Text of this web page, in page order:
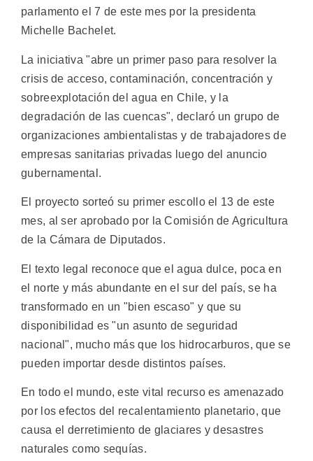
parlamento el 7 de este mes por la presidenta
Michelle Bachelet.
La iniciativa "abre un primer paso para resolver la
crisis de acceso, contaminación, concentración y
sobreexplotación del agua en Chile, y la
degradación de las cuencas", declaró un grupo de
organizaciones ambientalistas y de trabajadores de
empresas sanitarias privadas luego del anuncio
gubernamental.
El proyecto sorteó su primer escollo el 13 de este
mes, al ser aprobado por la Comisión de Agricultura
de la Cámara de Diputados.
El texto legal reconoce que el agua dulce, poca en
el norte y más abundante en el sur del país, se ha
transformado en un "bien escaso" y que su
disponibilidad es "un asunto de seguridad
nacional", mucho más que los hidrocarburos, que se
pueden importar desde distintos países.
En todo el mundo, este vital recurso es amenazado
por los efectos del recalentamiento planetario, que
causa el derretimiento de glaciares y desastres
naturales como sequías.